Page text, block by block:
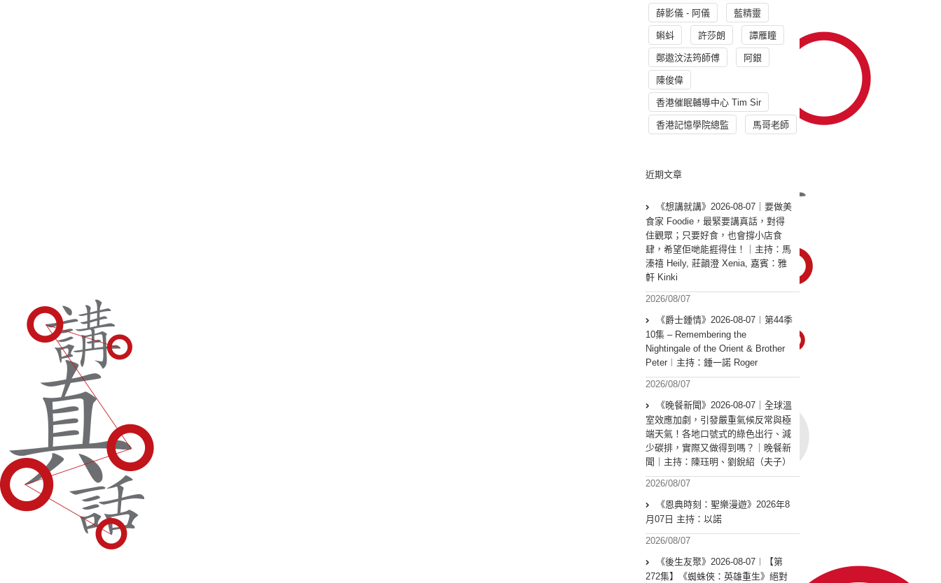
薛影儀 - 阿儀 藍精靈
蝌蚪 許莎朗 譚雁瞳
鄭遨汶法筠師傅 阿銀
陳俊偉
香港催眠輔導中心 Tim Sir
香港記憶學院總監 馬哥老師
近期文章
《想講就講》2026-08-07｜要做美
食家 Foodie，最緊要講真話，對得
住觀眾；只要好食，也會撐小店食
肆，希望佢哋能捱得住！｜主持：馬
溱禧 Heily, 莊韻澄 Xenia, 嘉賓：雅
軒 Kinki
2026/08/07
《爵士鍾情》2026-08-07︱第44季
10集 – Remembering the
Nightingale of the Orient & Brother
Peter︱主持：鍾一諾 Roger
2026/08/07
《晚餐新聞》2026-08-07｜全球溫
室效應加劇，引發嚴重氣候反常與極
端天氣！各地口號式的綠色出行、減
少碳排，實際又做得到嗎？｜晚餐新
聞｜主持：陳珏明、劉銳紹（夫子）
2026/08/07
《恩典時刻：聖樂漫遊》2026年8
月07日 主持：以諾
2026/08/07
《後生友聚》2026-08-07︱【第
272集】《蜘蛛俠：英雄重生》絕對